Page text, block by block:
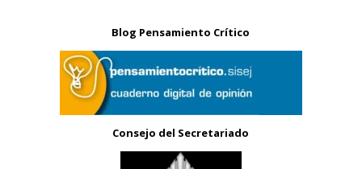
Blog Pensamiento Crítico
Consejo del Secretariado